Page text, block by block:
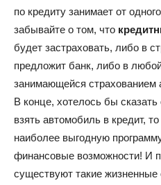
по кредиту занимает от
забывайте о том, что
будет застраховать, либо в
предложит банк, либо в
занимающейся страхованием
В конце, хотелось бы
взять автомобиль в кредит,
наиболее выгодную
финансовые возможности! И
существуют такие